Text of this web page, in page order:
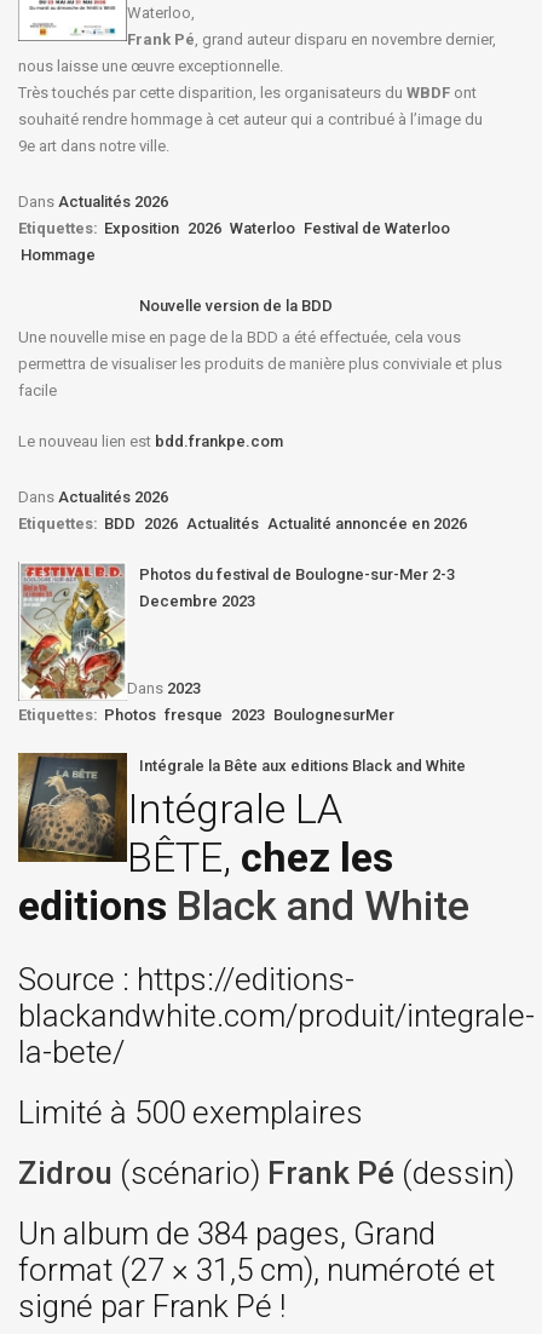
Waterloo,
Frank Pé, grand auteur disparu en novembre dernier,
nous laisse une œuvre exceptionnelle.
Très touchés par cette disparition, les organisateurs du WBDF ont
souhaité rendre hommage à cet auteur qui a contribué à l’image du
9e art dans notre ville.
Dans Actualités 2026
Etiquettes: Exposition 2026 Waterloo Festival de Waterloo
Hommage
Nouvelle version de la BDD
Une nouvelle mise en page de la BDD a été effectuée, cela vous
permettra de visualiser les produits de manière plus conviviale et plus
facile
Le nouveau lien est bdd.frankpe.com
Dans Actualités 2026
Etiquettes: BDD 2026 Actualités Actualité annoncée en 2026
Photos du festival de Boulogne-sur-Mer 2-3
Decembre 2023
Dans 2023
Etiquettes: Photos fresque 2023 BoulognesurMer
Intégrale la Bête aux editions Black and White
Intégrale LA
BÊTE, chez les
editions Black and White
Source : https://editions-
blackandwhite.com/produit/integrale-
la-bete/
Limité à 500 exemplaires
Zidrou (scénario) Frank Pé (dessin)
Un album de 384 pages, Grand
format (27 × 31,5 cm), numéroté et
signé par Frank Pé !